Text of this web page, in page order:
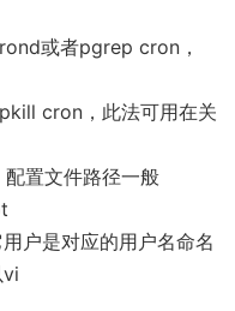
或者pgrep cron，
cron，此法可用在关
置文件路径一般
户是对应的用户名命名
vi